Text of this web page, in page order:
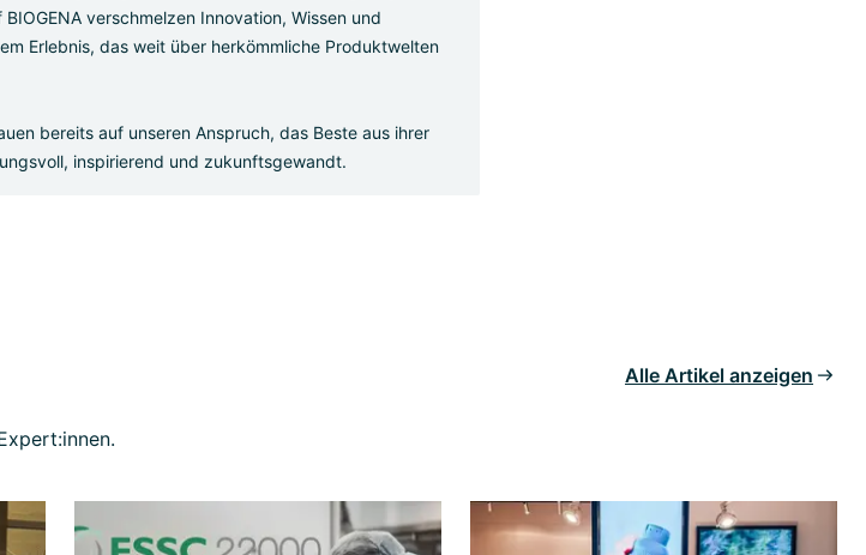
verschmelzen Innovation, Wissen und
Erlebnis, das weit über herkömmliche Produktwelten
bereits auf unseren Anspruch, das Beste aus ihrer
inspirierend und zukunftsgewandt.
Alle Artikel anzeigen